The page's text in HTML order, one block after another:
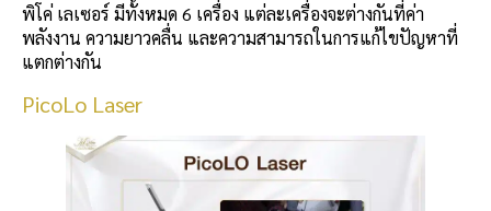
พิโค่ เลเซอร์ มีทั้งหมด 6 เครื่อง แต่ละเครื่องจะต่างกันที่ค่า
พลังงาน ความยาวคลื่น และความสามารถในการแก้ไขปัญหาที่
แตกต่างกัน
PicoLo Laser